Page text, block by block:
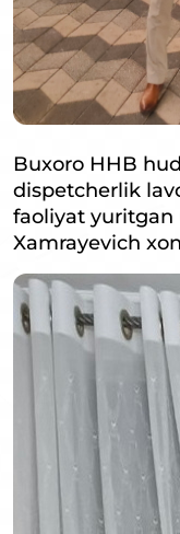
Buxoro HHB
dispetcherlik
faoliyat yuritgan
Xamrayevich